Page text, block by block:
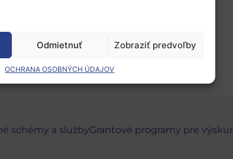
Odmietnuť Zobraziť predvoľby
OCHRANA OSOBNÝCH ÚDAJOV
schémy a službyGrantové programy pre